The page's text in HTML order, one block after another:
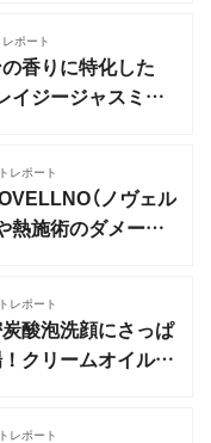
ポート
香りに特化した
ジージャスミン）
レポート
（ノヴェル
熱施術のダメージ
レポート
酸泡洗顔にさっぱ
クリームオイルク
レポート